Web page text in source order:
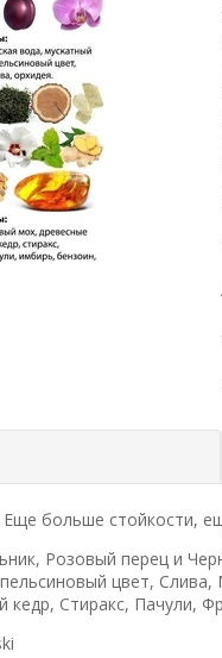
больше стойкости,
Розовый перец и
цвет,
кедр, Стиракс, Пачули,